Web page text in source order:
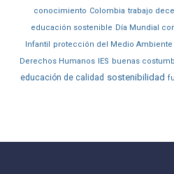
conocimiento Colombia trabajo
educación sostenible Día Mundial
Infantil
protección del Medio Ambiente
Derechos Humanos
IES buenas
educación de calidad sostenibilidad